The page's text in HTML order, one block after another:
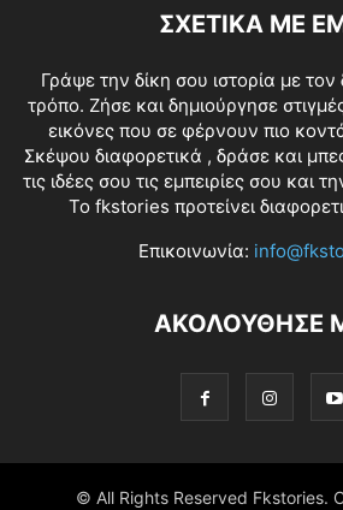
ΣΧΕΤΙΚΑ ΜΕ
Γράψε την δίκη σου ιστορία με
τρόπο. Ζήσε και δημιούργησε
εικόνες που σε φέρνουν πιο
Σκέψου διαφορετικά , δράσε και
τις ιδέες σου τις εμπειρίες σου και
Το fkstories προτείνει
Επικοινωνία:
ΑΚΟΛΟΥΘΗΣΕ
© All Rights Reserved Fkstories.